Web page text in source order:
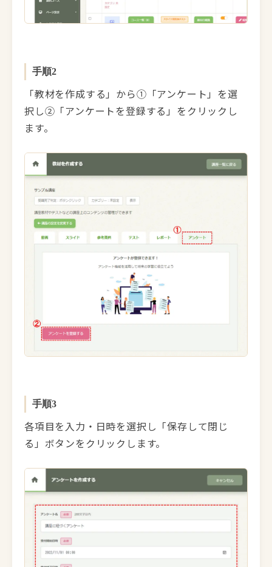
手順2
「教材を作成する」から①「アンケート」を選
択し②「アンケートを登録する」をクリックし
ます。
手順3
各項目を入力・日時を選択し「保存して閉じ
る」ボタンをクリックします。